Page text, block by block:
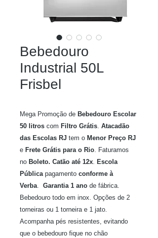
Bebedouro
Industrial 50L
Frisbel
Mega Promoção de Bebedouro Escolar
50 litros com Filtro Grátis. Atacadão
das Escolas RJ tem o Menor Preço RJ
e Frete Grátis para o Rio. Faturamos
no Boleto. Catão até 12x. Escola
Pública pagamento conforme à
Verba. Garantia 1 ano de fábrica.
Bebedouro todo em inox. Opções de 2
torneiras ou 1 torneira e 1 jato.
Acompanha pés resistentes, evitando
que o bebedouro fique no chão